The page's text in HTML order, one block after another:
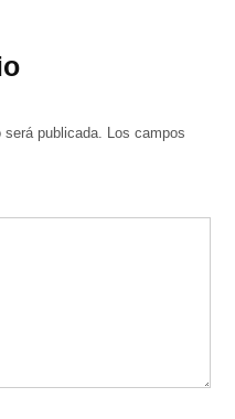
será publicada. Los campos